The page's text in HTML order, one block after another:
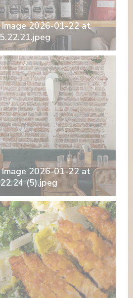
2026-01-22 at
2026-01-22 at
(5).jpeg